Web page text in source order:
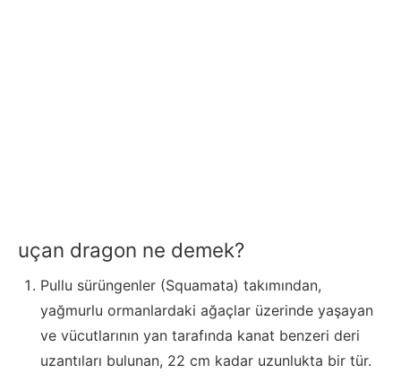
uçan dragon ne demek?
Pullu sürüngenler (Squamata) takımından,
yağmurlu ormanlardaki ağaçlar üzerinde yaşayan
ve vücutlarının yan tarafında kanat benzeri deri
uzantıları bulunan, 22 cm kadar uzunlukta bir tür.